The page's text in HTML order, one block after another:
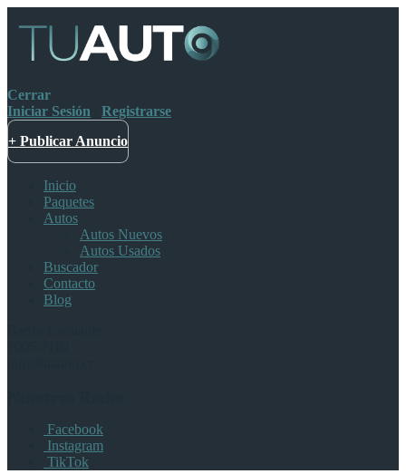
Cerrar
Iniciar Sesión
Registrarse
+ Publicar Anuncio
Inicio
Paquetes
Autos
Autos Nuevos
Autos Usados
Buscador
Contacto
Blog
Facebook
Instagram
TikTok